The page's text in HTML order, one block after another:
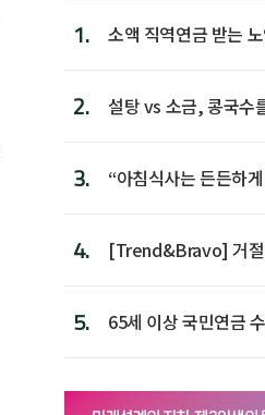
1.
소액 직역연금 받는
2. 설탕 vs 소금, 콩국수
3.
“아침식사는 든든하
4.
[Trend&Bravo] 거절
5. 65세 이상 국민연금